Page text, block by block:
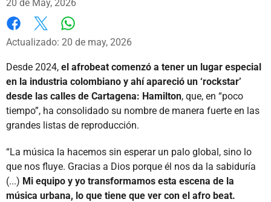
20 de May, 2026
Facebook
X
Actualizado: 20 de may, 2026
Desde 2024, el afrobeat comenzó a tener un lugar especial
en la industria colombiano y ahí apareció un ‘rockstar’
desde las calles de Cartagena: Hamilton, que, en “poco
tiempo”, ha consolidado su nombre de manera fuerte en las
grandes listas de reproducción.
“La música la hacemos sin esperar un palo global, sino lo
que nos fluye. Gracias a Dios porque él nos da la sabiduría
(...) Mi equipo y yo transformamos esta escena de la
música urbana, lo que tiene que ver con el afro beat.